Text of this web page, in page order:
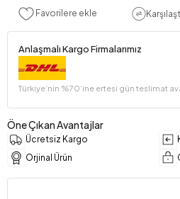
Favorilere ekle
Anlaşmalı Kargo Firmalarımız
Türkiye’nin %70’ine ertesi gün teslimat
Öne Çıkan Avantajlar
Ücretsiz Kargo
Orjinal Ürün